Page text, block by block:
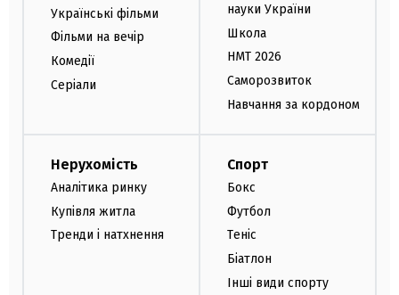
Українські фільми
Фільми на вечір
Комедії
Серіали
науки України
Школа
НМТ 2026
Саморозвиток
Навчання за кордоном
Нерухомість
Аналітика ринку
Купівля житла
Тренди і натхнення
Спорт
Бокс
Футбол
Теніс
Біатлон
Інші види спорту